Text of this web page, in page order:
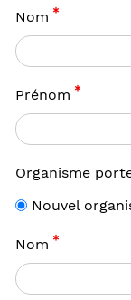
Nom
Prénom
Organisme
Nouvel
Nom